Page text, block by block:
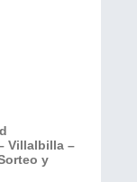
Villalbilla –
y